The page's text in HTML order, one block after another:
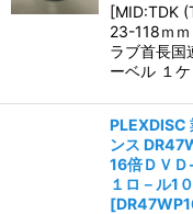
[MID:TDK
23-118ｍ
ラブ首長国
ーベル １
PLEXDISC
ンス
16倍ＤＶＤ
１ロ－ル1
[